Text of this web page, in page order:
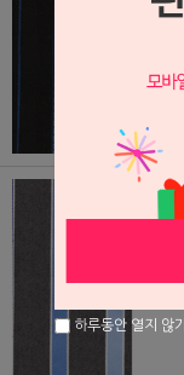
하루동안 열지 않기